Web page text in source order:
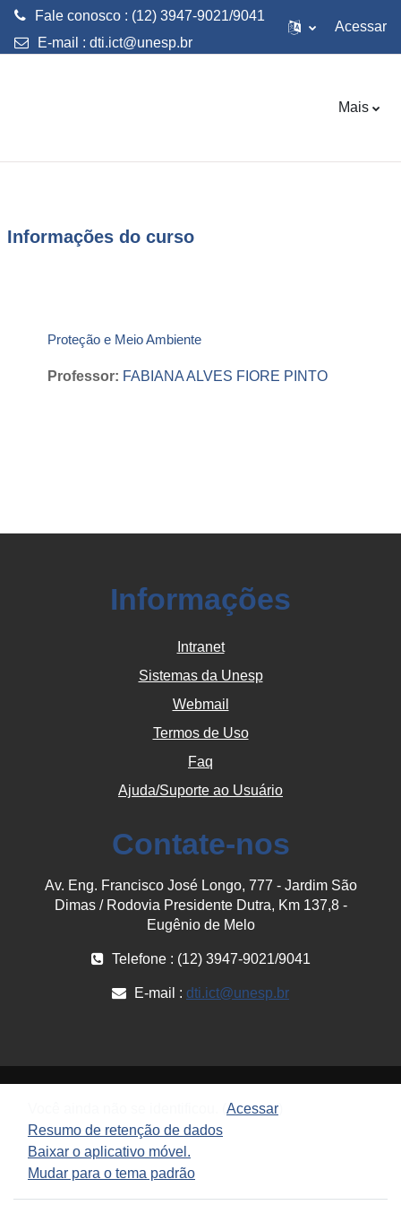
Fale conosco : (12) 3947-9021/9041
E-mail : dti.ict@unesp.br
Acessar
Mais
Informações do curso
Proteção e Meio Ambiente
Professor: FABIANA ALVES FIORE PINTO
Informações
Intranet
Sistemas da Unesp
Webmail
Termos de Uso
Faq
Ajuda/Suporte ao Usuário
Contate-nos
Av. Eng. Francisco José Longo, 777 - Jardim São
Dimas / Rodovia Presidente Dutra, Km 137,8 -
Eugênio de Melo
Telefone : (12) 3947-9021/9041
E-mail : dti.ict@unesp.br
Acessar
Resumo de retenção de dados
Baixar o aplicativo móvel.
Mudar para o tema padrão